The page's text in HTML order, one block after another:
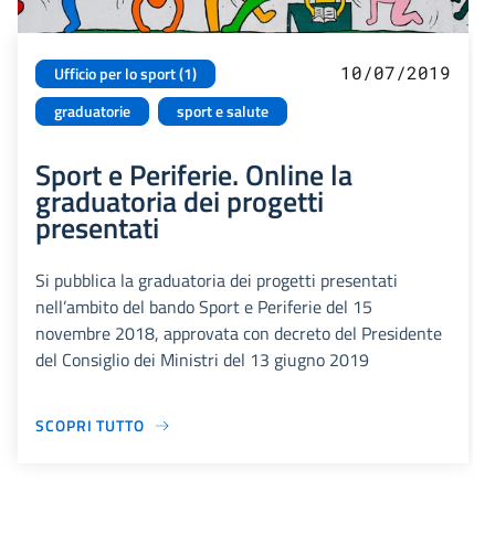
Ufficio per lo sport (1)
graduatorie
sport e salute
10/07/2019
Sport e Periferie. Online la
graduatoria dei progetti
presentati
Si pubblica la graduatoria dei progetti presentati
nell’ambito del bando Sport e Periferie del 15
novembre 2018, approvata con decreto del Presidente
del Consiglio dei Ministri del 13 giugno 2019
SCOPRI TUTTO